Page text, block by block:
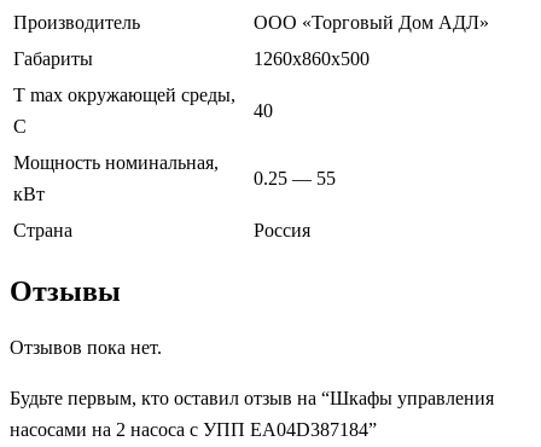
Производитель
ООО «Торговый Дом АДЛ»
Габариты
1260х860х500
T max окружающей среды,
С
40
Мощность номинальная,
кВт
0.25 — 55
Страна Россия
Отзывы
Отзывов пока нет.
Будьте первым, кто оставил отзыв на “Шкафы управления
насосами на 2 насоса с УПП EA04D387184”